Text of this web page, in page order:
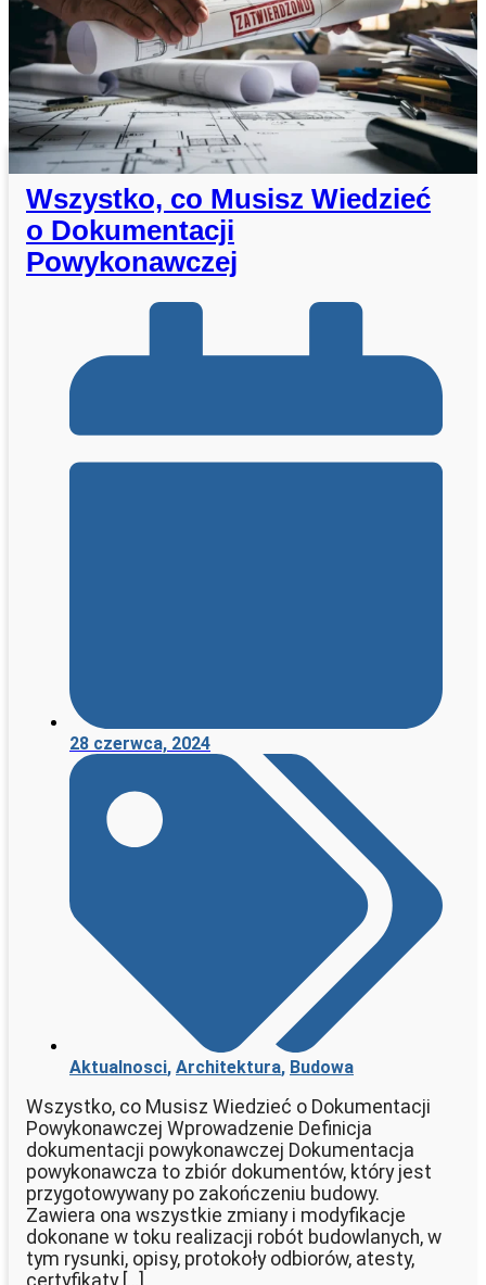
Wszystko, co Musisz Wiedzieć
o Dokumentacji
Powykonawczej
28 czerwca, 2024
Aktualnosci, Architektura, Budowa
Wszystko, co Musisz Wiedzieć o Dokumentacji
Powykonawczej Wprowadzenie Definicja
dokumentacji powykonawczej Dokumentacja
powykonawcza to zbiór dokumentów, który jest
przygotowywany po zakończeniu budowy.
Zawiera ona wszystkie zmiany i modyfikacje
dokonane w toku realizacji robót budowlanych, w
tym rysunki, opisy, protokoły odbiorów, atesty,